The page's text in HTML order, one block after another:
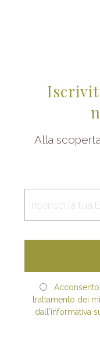
Alla
trattamento dei
dall'informativa